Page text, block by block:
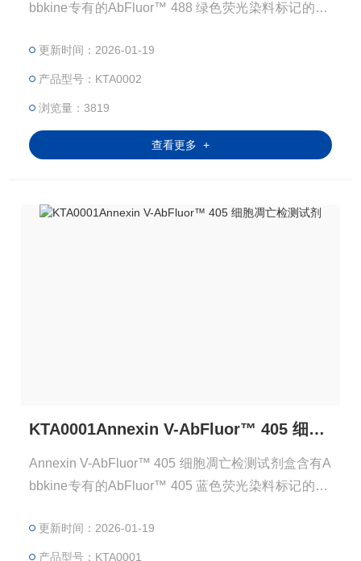
bbkine专有的AbFluor™ 488 绿色荧光染料标记的An
进行鉴定和定量。
更新时间：2026-01-19
产品型号：KTA0002
浏览量：3819
查看更多 +
KTA0001Annexin V-AbFluor™ 405 细胞凋亡检测试剂
Annexin V-AbFluor™ 405 细胞凋亡检测试剂盒含有A
bbkine专有的AbFluor™ 405 蓝色荧光染料标记的An
进行鉴定和定量。
更新时间：2026-01-19
产品型号：KTA0001